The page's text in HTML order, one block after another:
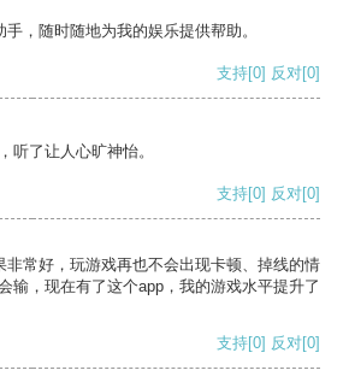
，随时随地为我的娱乐提供帮助。
支持[0] 反对[0]
听了让人心旷神怡。
支持[0] 反对[0]
非常好，玩游戏再也不会出现卡顿、掉线的情
输，现在有了这个app，我的游戏水平提升了
支持[0] 反对[0]